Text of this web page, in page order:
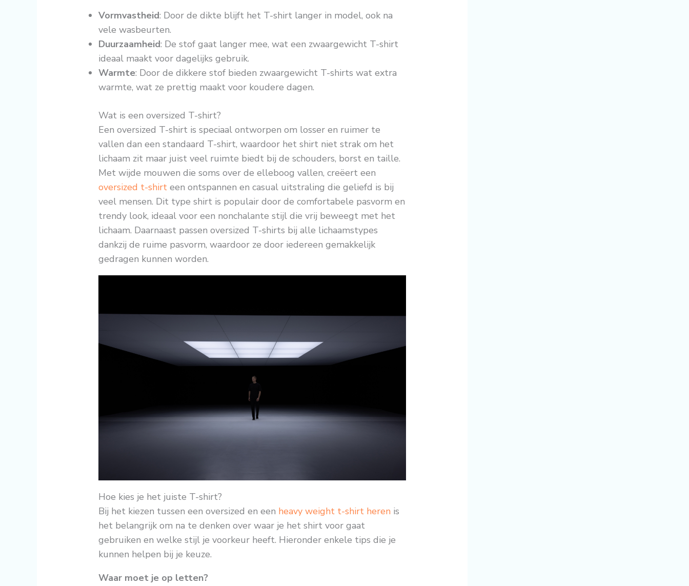
Vormvastheid: Door de dikte blijft het T-shirt langer in model, ook na
vele wasbeurten.
Duurzaamheid: De stof gaat langer mee, wat een zwaargewicht T-shirt
ideaal maakt voor dagelijks gebruik.
Warmte: Door de dikkere stof bieden zwaargewicht T-shirts wat extra
warmte, wat ze prettig maakt voor koudere dagen.
Wat is een oversized T-shirt?
Een oversized T-shirt is speciaal ontworpen om losser en ruimer te
vallen dan een standaard T-shirt, waardoor het shirt niet strak om het
lichaam zit maar juist veel ruimte biedt bij de schouders, borst en taille.
Met wijde mouwen die soms over de elleboog vallen, creëert een
oversized t-shirt een ontspannen en casual uitstraling die geliefd is bij
veel mensen. Dit type shirt is populair door de comfortabele pasvorm en
trendy look, ideaal voor een nonchalante stijl die vrij beweegt met het
lichaam. Daarnaast passen oversized T-shirts bij alle lichaamstypes
dankzij de ruime pasvorm, waardoor ze door iedereen gemakkelijk
gedragen kunnen worden.
Hoe kies je het juiste T-shirt?
Bij het kiezen tussen een oversized en een heavy weight t-shirt heren is
het belangrijk om na te denken over waar je het shirt voor gaat
gebruiken en welke stijl je voorkeur heeft. Hieronder enkele tips die je
kunnen helpen bij je keuze.
Waar moet je op letten?